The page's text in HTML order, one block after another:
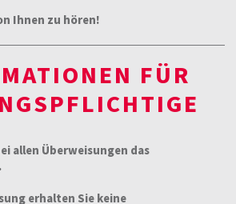
Ihnen zu hören!
FÜR
allen Überweisungen das
erhalten Sie keine